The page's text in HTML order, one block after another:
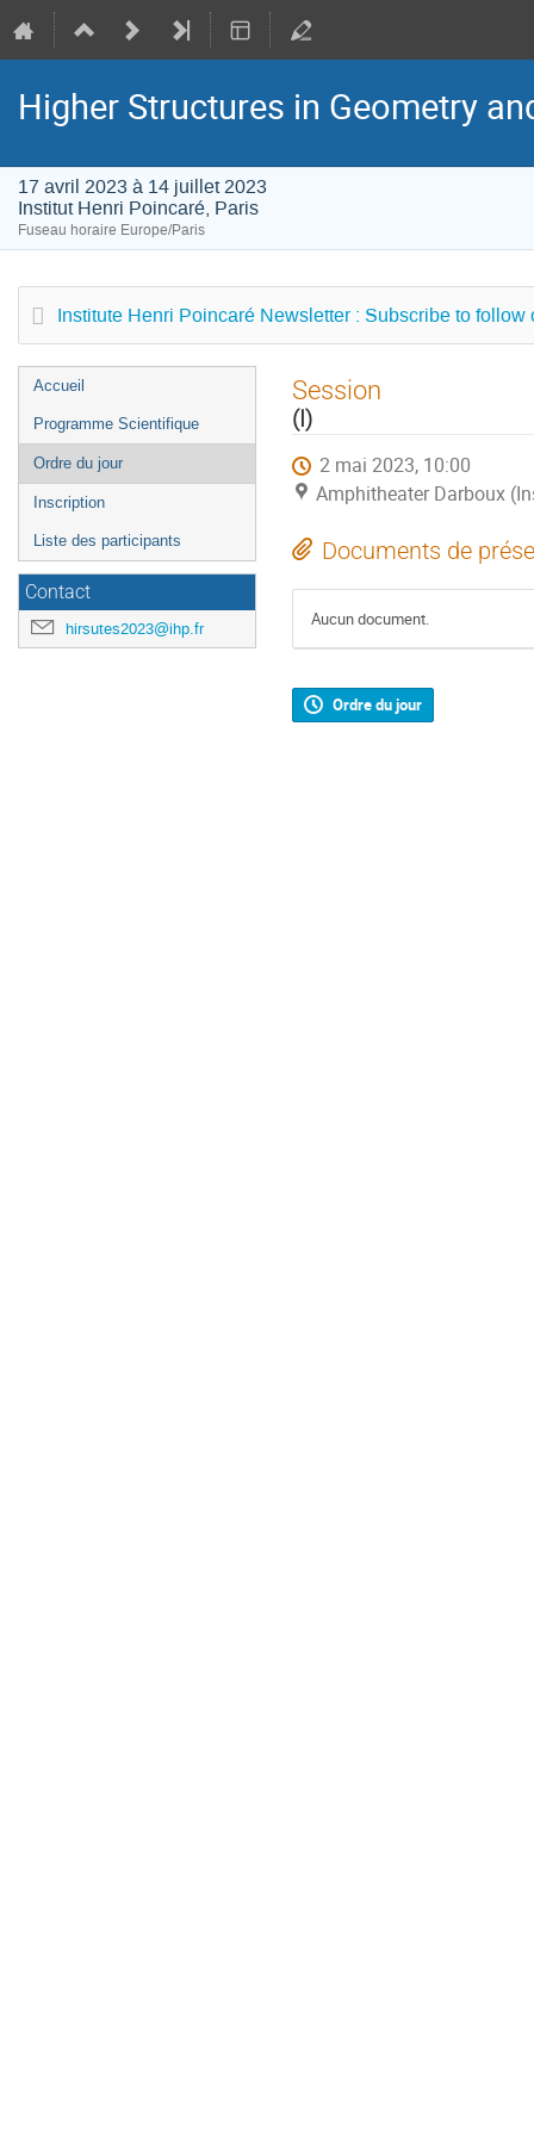
Higher Structures in Geometry
17 avril 2023 à 14 juillet 2023
Institut Henri Poincaré, Paris
Fuseau horaire Europe/Paris
Institute Henri Poincaré Newsletter : Subscribe to follow
Menu
de
l'événement
Accueil
Programme Scientifique
Ordre du jour
Inscription
Liste des participants
Contact
hirsutes2023@ihp.fr
Session
(I)
2 mai 2023, 10:00
Amphitheater Darboux
Documents de
Aucun document.
Ordre du jour